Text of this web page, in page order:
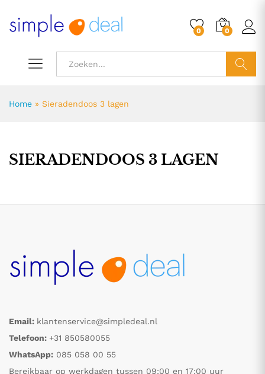
0 0
Home » Sieradendoos 3 lagen
SIERADENDOOS 3 LAGEN
Email: klantenservice@simpledeal.nl
Telefoon: +31 850580055
WhatsApp: 085 058 00 55
Bereikbaar op werkdagen tussen 09:00 en 17:00 uur